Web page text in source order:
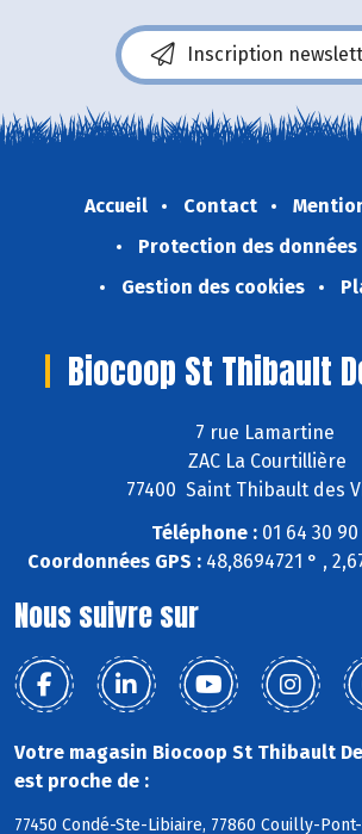
Inscription
Accueil Contact
Protection des données
Gestion des cookies
Biocoop St Thibault
7 rue Lamartine
ZAC La Courtillière
77400 Saint Thibault des
Téléphone :01 64 30 90
Coordonnées GPS :48,8694721 ° ,
Nous suivre sur
Votre magasin Biocoop St Thibault
est proche de :
77450 Condé-Ste-Libiaire, 77860 Couilly-